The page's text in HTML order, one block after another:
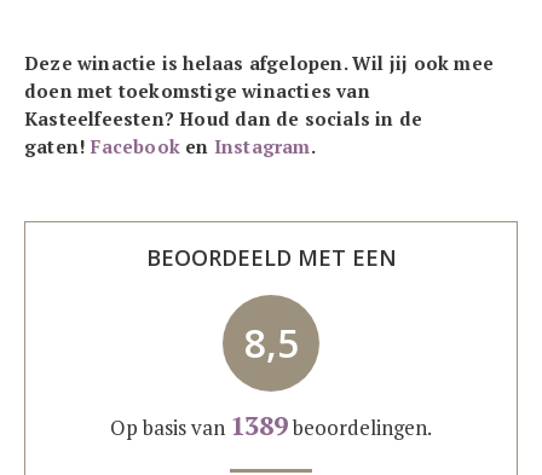
Deze winactie is helaas afgelopen. Wil jij ook mee
doen met toekomstige winacties van
Kasteelfeesten? Houd dan de socials in de
gaten!Facebook en Instagram.
BEOORDEELD MET EEN
8,5
Op basis van 1389beoordelingen.